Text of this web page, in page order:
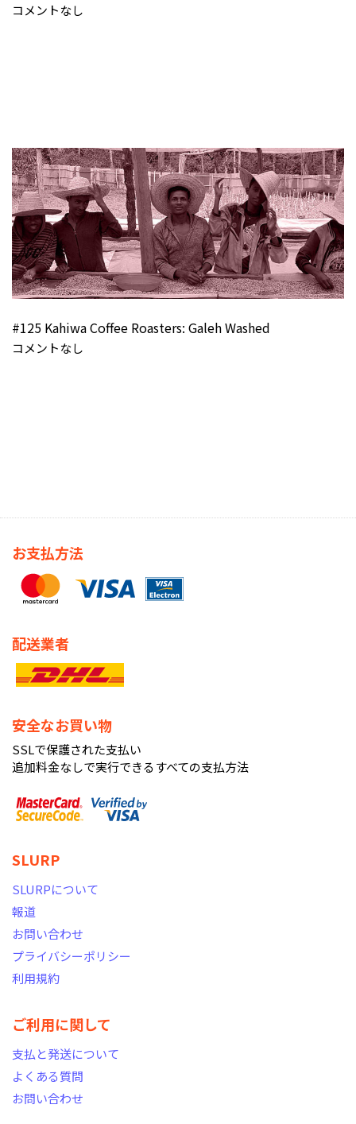
コメントなし
#125 Kahiwa Coffee Roasters: Galeh Washed
コメントなし
お支払方法
配送業者
安全なお買い物
SSLで保護された支払い
追加料金なしで実行できるすべての支払方法
SLURP
SLURPについて
報道
お問い合わせ
プライバシーポリシー
利用規約
ご利用に関して
支払と発送について
よくある質問
お問い合わせ